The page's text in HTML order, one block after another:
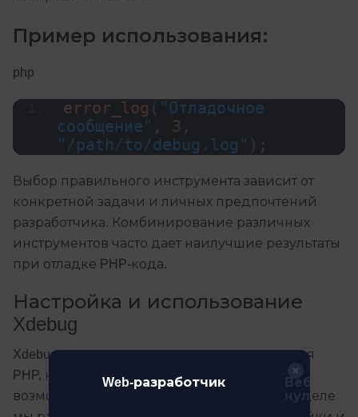
Пример использования:
php
error_log
"Отладочное
сообщение" , 3
"/path/to/debug.log"
;
Выбор правильного инструмента зависит от
конкретной задачи и личных предпочтений
разработчика. Комбинирование различных
инструментов часто дает наилучшие результаты
при отладке PHP-кода.
Настройка и использование
Xdebug
Xdebug является мощным расширением для
PHP, которое предоставляет широкие
возможности для отладки кода. В этом разделе
Web-разработчик
Веб-
нуля